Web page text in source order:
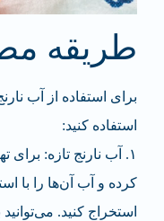
طریقه
برای استفاده از آب
استفاده کنید:
۱. آب نارنج تازه: برای
کرده و آب آن‌ها را با
استخراج کنید.